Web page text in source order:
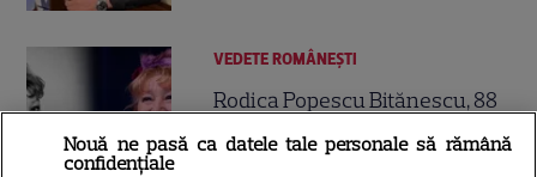
VEDETE ROMÂNEŞTI
Rodica Popescu Bitănescu, 88
neuitat. Povestea de iubire
Nouă ne pasă ca datele tale personale să rămână
confidențiale